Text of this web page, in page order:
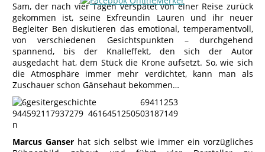
Sam, der nach vier Tagen verspätet von einer Reise zurück
gekommen ist, seine Exfreundin Lauren und ihr neuer
Begleiter Ben diskutieren das emotional, temperamentvoll,
von verschiedenen Gesichtspunkten – durchgehend
spannend, bis der Knalleffekt, den sich der Autor
ausgedacht hat, dem Stück die Krone aufsetzt. So, wie sich
die Atmosphäre immer mehr verdichtet, kann man als
Zuschauer schon Gänsehaut bekommen…
Marcus Ganser hat sich selbst wie immer ein vorzügliches